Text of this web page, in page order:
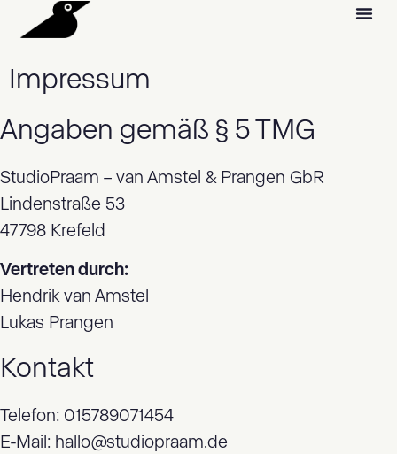
Impressum
Angaben gemäß § 5 TMG
StudioPraam – van Amstel & Prangen GbR
Lindenstraße 53
47798 Krefeld
Vertreten durch:
Hendrik van Amstel
Lukas Prangen
Kontakt
Telefon: 015789071454
E-Mail: hallo@studiopraam.de